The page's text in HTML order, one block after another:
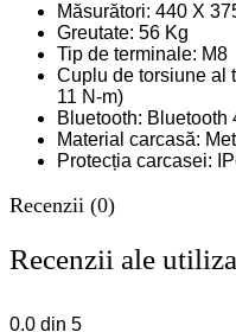
Măsurători: 440 X
Greutate: 56 Kg
Tip de terminale: M8
Cuplu de torsiune al
11 N-m)
Bluetooth: Bluetooth
Material carcasă:
Protecția carcasei:
Recenzii (0)
Recenzii ale
0.0 din 5